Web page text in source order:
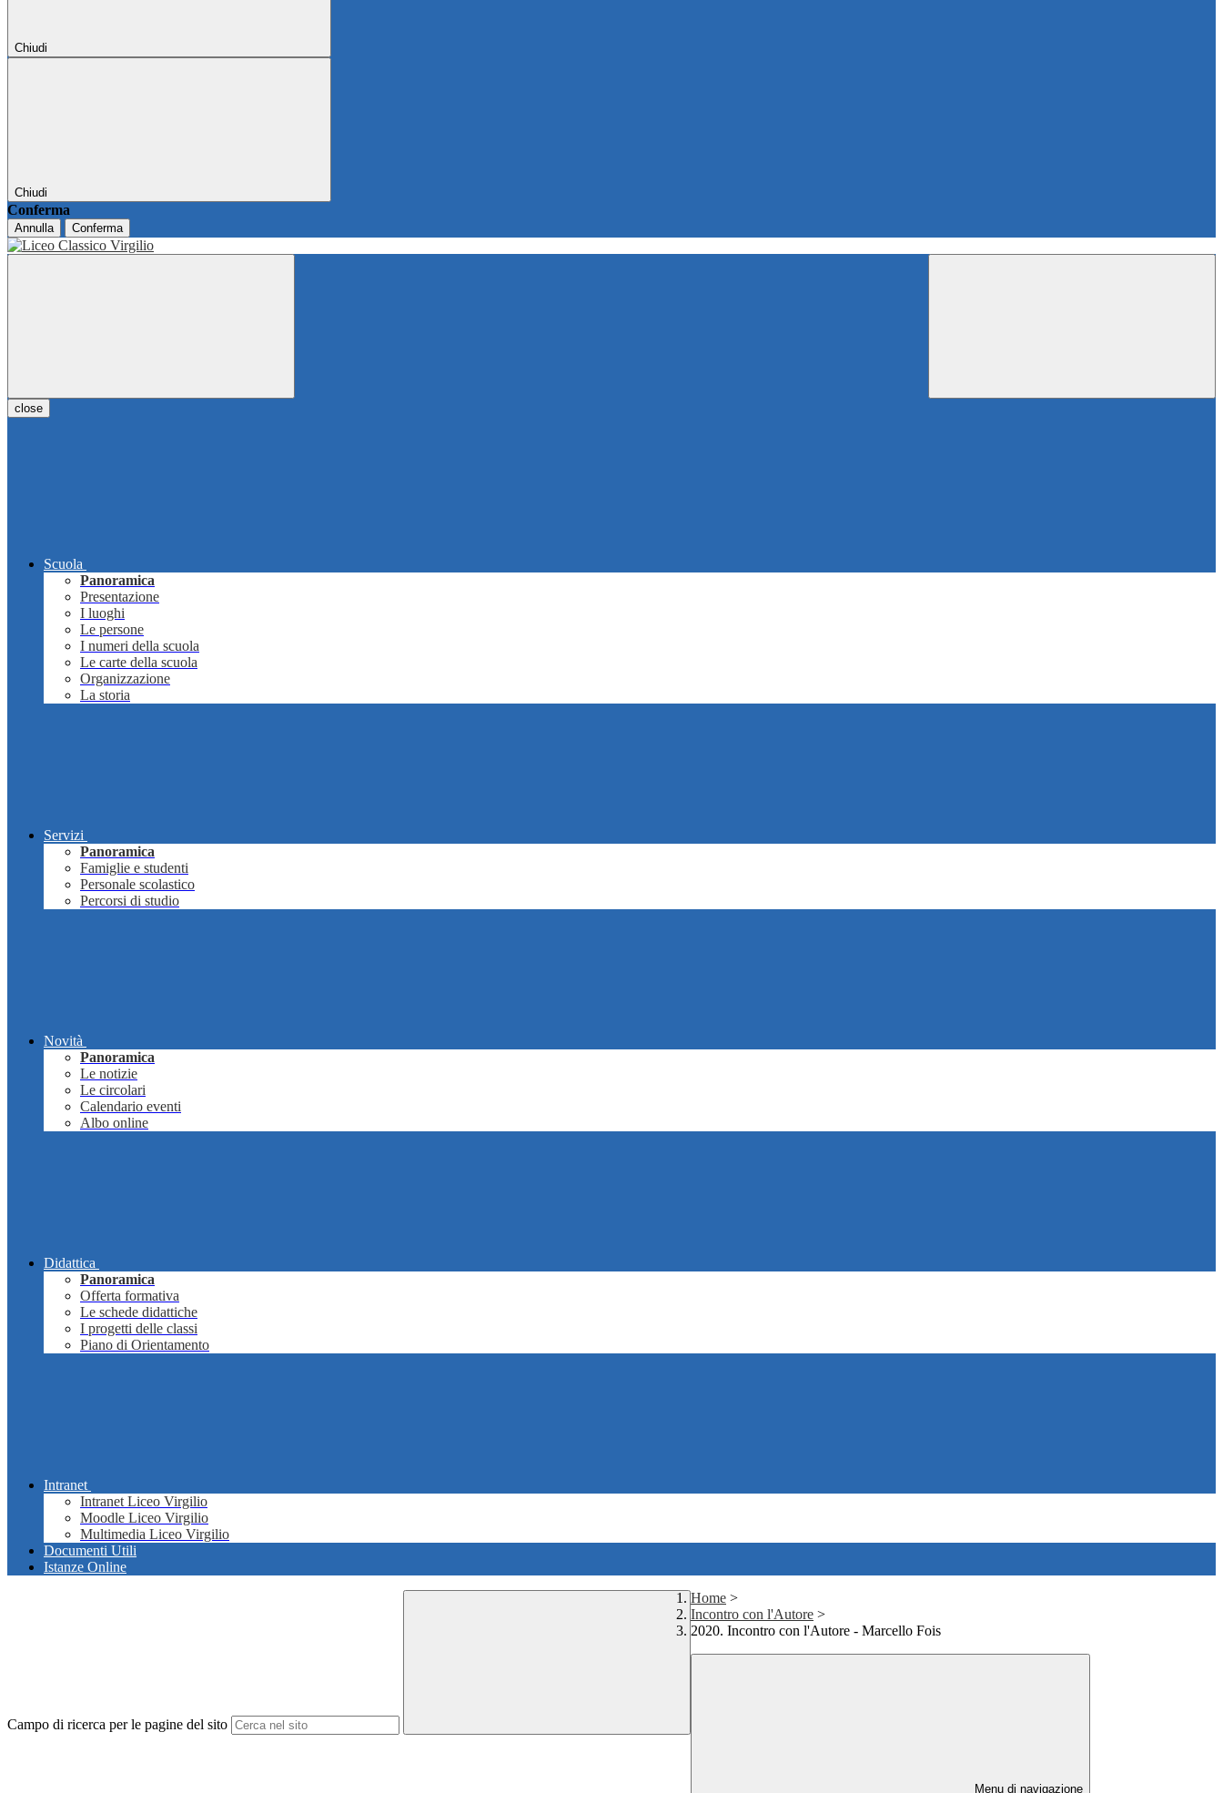
Chiudi
Chiudi
Conferma
Annulla Conferma
close
Scuola
Panoramica
Presentazione
I luoghi
Le persone
I numeri della scuola
Le carte della scuola
Organizzazione
La storia
Servizi
Panoramica
Famiglie e studenti
Personale scolastico
Percorsi di studio
Novità
Panoramica
Le notizie
Le circolari
Calendario eventi
Albo online
Didattica
Panoramica
Offerta formativa
Le schede didattiche
I progetti delle classi
Piano di Orientamento
Intranet
Intranet Liceo Virgilio
Moodle Liceo Virgilio
Multimedia Liceo Virgilio
Documenti Utili
Istanze Online
Campo di ricerca per le pagine del sito
Home >
Incontro con l'Autore >
2020. Incontro con l'Autore - Marcello Fois
Menu di navigazione